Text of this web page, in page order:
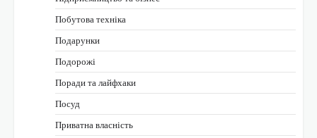
Побутова техніка
Подарунки
Подорожі
Поради та лайфхаки
Посуд
Приватна власність